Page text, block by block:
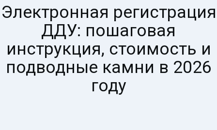
Электронная регистрация
ДДУ: пошаговая
инструкция, стоимость и
подводные камни в 2026
году